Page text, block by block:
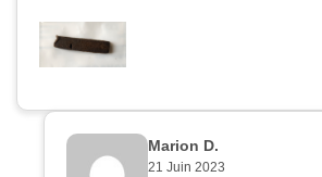
Marion D.
21 Juin 2023